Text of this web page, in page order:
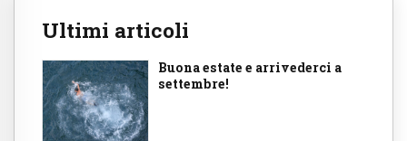
Ultimi articoli
Buona estate e arrivederci a
settembre!